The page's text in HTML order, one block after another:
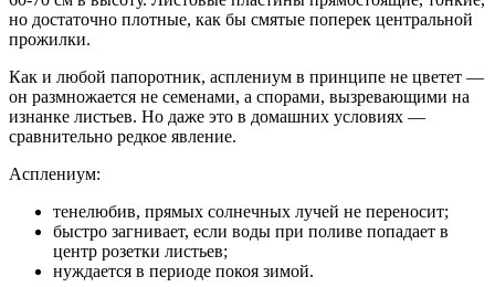
но достаточно плотные, как бы смятые поперек центральной
прожилки.
Как и любой папоротник, асплениум в принципе не цветет —
он размножается не семенами, а спорами, вызревающими на
изнанке листьев. Но даже это в домашних условиях —
сравнительно редкое явление.
Асплениум:
тенелюбив, прямых солнечных лучей не переносит;
быстро загнивает, если воды при поливе попадает в
центр розетки листьев;
нуждается в периоде покоя зимой.